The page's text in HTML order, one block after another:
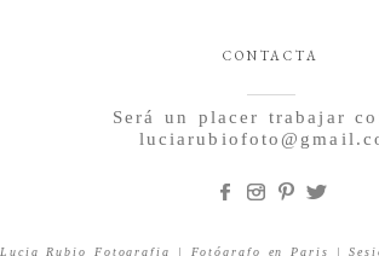
Será un placer trabajar
CONTACTA
Lucia Rubio Fotografia | Fotógrafo en Paris |